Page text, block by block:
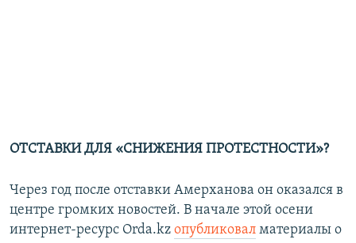
ОТСТАВКИ ДЛЯ «СНИЖЕНИЯ ПРОТЕСТНОСТИ»?
Через год после отставки Амерханова он оказался в
центре громких новостей. В начале этой осени
интернет-ресурс Orda.kz опубликовал материалы о